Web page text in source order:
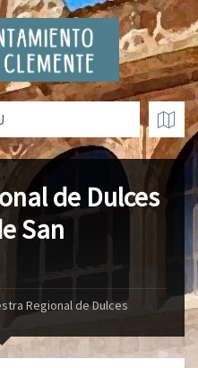
de Dulces
San
Regional de Dulces